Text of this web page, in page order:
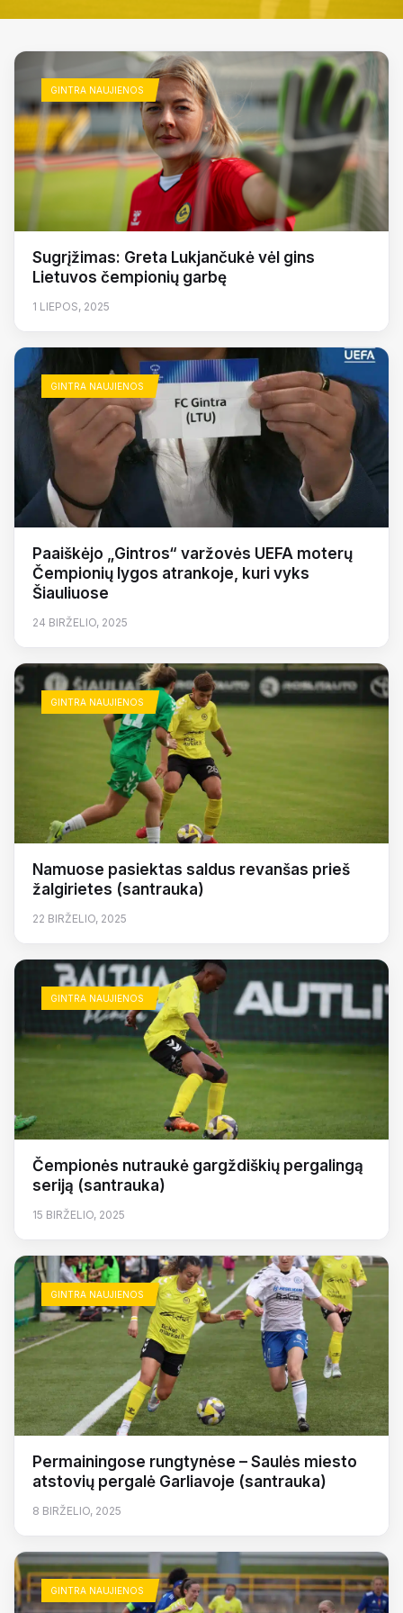
GINTRA NAUJIENOS
Sugrįžimas: Greta Lukjančukė vėl gins
Lietuvos čempionių garbę
1 LIEPOS, 2025
GINTRA NAUJIENOS
Paaiškėjo „Gintros“ varžovės UEFA moterų
Čempionių lygos atrankoje, kuri vyks
Šiauliuose
24 BIRŽELIO, 2025
GINTRA NAUJIENOS
Namuose pasiektas saldus revanšas prieš
žalgirietes (santrauka)
22 BIRŽELIO, 2025
GINTRA NAUJIENOS
Čempionės nutraukė gargždiškių pergalingą
seriją (santrauka)
15 BIRŽELIO, 2025
GINTRA NAUJIENOS
Permainingose rungtynėse – Saulės miesto
atstovių pergalė Garliavoje (santrauka)
8 BIRŽELIO, 2025
GINTRA NAUJIENOS